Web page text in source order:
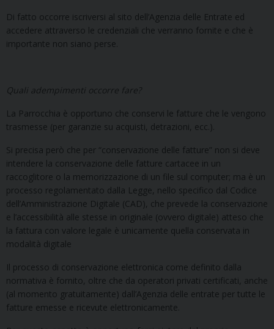
Di fatto occorre iscriversi al sito dell’Agenzia delle Entrate ed
accedere attraverso le credenziali che verranno fornite e che è
importante non siano perse.
Quali adempimenti occorre fare?
La Parrocchia è opportuno che conservi le fatture che le vengono
trasmesse (per garanzie su acquisti, detrazioni, ecc.).
Si precisa però che per “conservazione delle fatture” non si deve
intendere la conservazione delle fatture cartacee in un
raccoglitore o la memorizzazione di un file sul computer; ma è un
processo regolamentato dalla Legge, nello specifico dal Codice
dell’Amministrazione Digitale (CAD), che prevede la conservazione
e l’accessibilità alle stesse in originale (ovvero digitale) atteso che
la fattura con valore legale è unicamente quella conservata in
modalità digitale
Il processo di conservazione elettronica come definito dalla
normativa è fornito, oltre che da operatori privati certificati, anche
(al momento gratuitamente) dall’Agenzia delle entrate per tutte le
fatture emesse e ricevute elettronicamente.